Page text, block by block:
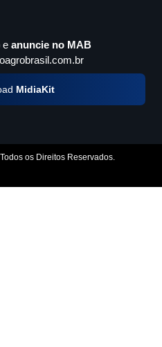
e anuncie no MAB
MidiaKit
os Direitos Reservados.